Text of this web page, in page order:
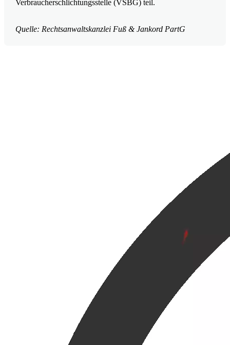
Verbraucherschlichtungsstelle (VSBG) teil.
Quelle: Rechtsanwaltskanzlei Fuß & Jankord PartG